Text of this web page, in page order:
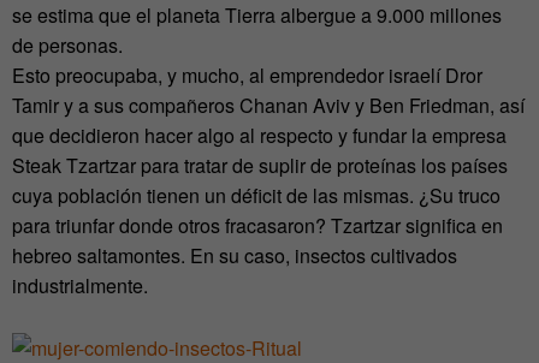
se estima que el planeta Tierra albergue a 9.000 millones
de personas.
Esto preocupaba, y mucho, al emprendedor israelí Dror
Tamir y a sus compañeros Chanan Aviv y Ben Friedman, así
que decidieron hacer algo al respecto y fundar la empresa
Steak Tzartzar para tratar de suplir de proteínas los países
cuya población tienen un déficit de las mismas. ¿Su truco
para triunfar donde otros fracasaron? Tzartzar significa en
hebreo saltamontes. En su caso, insectos cultivados
industrialmente.